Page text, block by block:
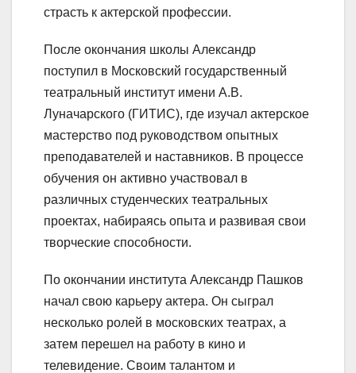
страсть к актерской профессии.
После окончания школы Александр
поступил в Московский государственный
театральный институт имени А.В.
Луначарского (ГИТИС), где изучал актерское
мастерство под руководством опытных
преподавателей и наставников. В процессе
обучения он активно участвовал в
различных студенческих театральных
проектах, набираясь опыта и развивая свои
творческие способности.
По окончании института Александр Пашков
начал свою карьеру актера. Он сыграл
несколько ролей в московских театрах, а
затем перешел на работу в кино и
телевидение. Своим талантом и